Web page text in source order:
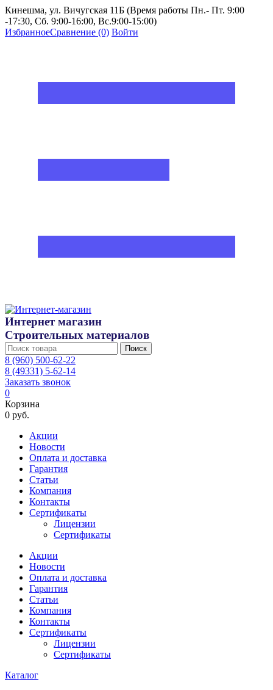
Кинешма, ул. Вичугская 11Б (Время работы Пн.- Пт. 9:00
-17:30, Сб. 9:00-16:00, Вс.9:00-15:00)
ИзбранноеСравнение (0) Войти
Интернет магазин
Строительных материалов
Поиск
8 (960) 500-62-22
8 (49331) 5-62-14
Заказать звонок
0
Корзина
0 руб.
Акции
Новости
Оплата и доставка
Гарантия
Статьи
Компания
Контакты
Сертификаты
Лицензии
Сертификаты
Акции
Новости
Оплата и доставка
Гарантия
Статьи
Компания
Контакты
Сертификаты
Лицензии
Сертификаты
Каталог